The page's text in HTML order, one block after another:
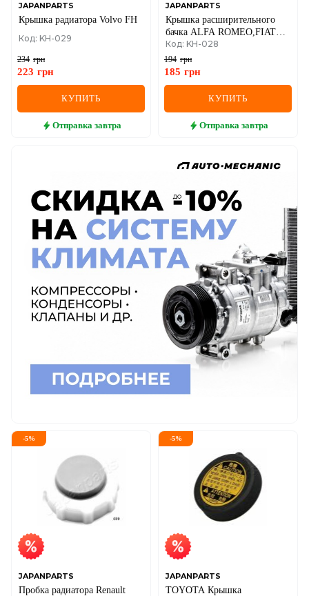
JAPANPARTS
Крышка радиатора Volvo FH
Код: KH-029
234 грн
223 грн
КУПИТЬ
Отправка завтра
JAPANPARTS
Крышка расширительного
бачка ALFA ROMEO,FIAT
DOBLO
Код: KH-028
194 грн
185 грн
КУПИТЬ
Отправка завтра
-5%
JAPANPARTS
Пробка радиатора Renault
-5%
JAPANPARTS
TOYOTA Крышка